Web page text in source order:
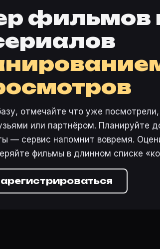
фильмов
отмечайте что уже
или партнёром. Планируйте
— сервис напомнит вовремя.
фильмы в длинном списке